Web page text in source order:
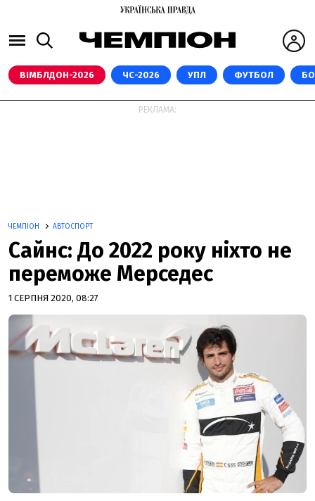
ВІМБЛДОН-2026 ЧС-2026 УПЛ ФУТБОЛ
РЕКЛАМА:
ЧЕМПІОН АВТОСПОРТ
Сайнс: До 2022 року ніхто не
переможе Мерседес
1 СЕРПНЯ 2020, 08:27